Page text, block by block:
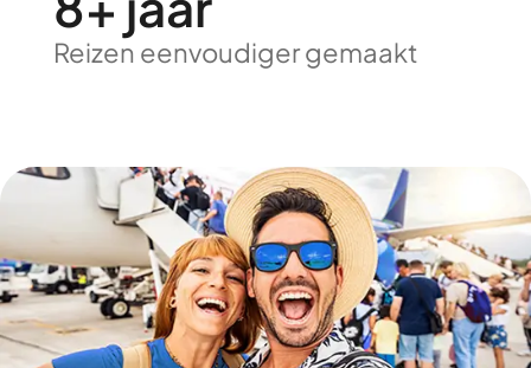
Reizen eenvoudiger gemaakt